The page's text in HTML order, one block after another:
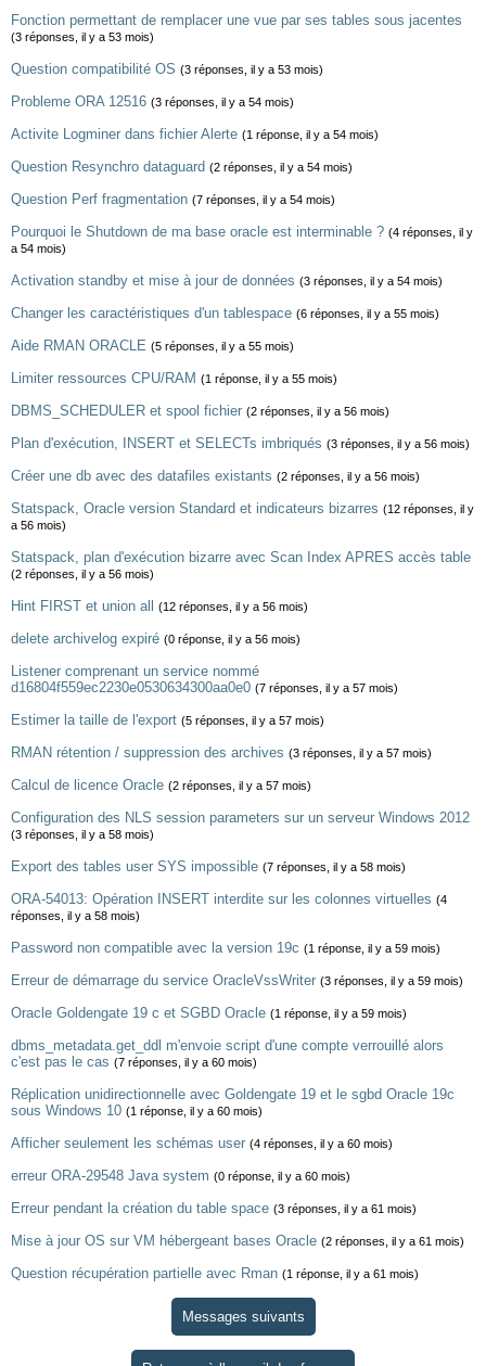
Fonction permettant de remplacer une vue par ses tables sous jacentes
(3 réponses, il y a 53 mois)
Question compatibilité OS (3 réponses, il y a 53 mois)
Probleme ORA 12516 (3 réponses, il y a 54 mois)
Activite Logminer dans fichier Alerte (1 réponse, il y a 54 mois)
Question Resynchro dataguard (2 réponses, il y a 54 mois)
Question Perf fragmentation (7 réponses, il y a 54 mois)
Pourquoi le Shutdown de ma base oracle est interminable ? (4 réponses, il y
a 54 mois)
Activation standby et mise à jour de données (3 réponses, il y a 54 mois)
Changer les caractéristiques d'un tablespace (6 réponses, il y a 55 mois)
Aide RMAN ORACLE (5 réponses, il y a 55 mois)
Limiter ressources CPU/RAM (1 réponse, il y a 55 mois)
DBMS_SCHEDULER et spool fichier (2 réponses, il y a 56 mois)
Plan d'exécution, INSERT et SELECTs imbriqués (3 réponses, il y a 56 mois)
Créer une db avec des datafiles existants (2 réponses, il y a 56 mois)
Statspack, Oracle version Standard et indicateurs bizarres (12 réponses, il y
a 56 mois)
Statspack, plan d'exécution bizarre avec Scan Index APRES accès table
(2 réponses, il y a 56 mois)
Hint FIRST et union all (12 réponses, il y a 56 mois)
delete archivelog expiré (0 réponse, il y a 56 mois)
Listener comprenant un service nommé
d16804f559ec2230e0530634300aa0e0 (7 réponses, il y a 57 mois)
Estimer la taille de l'export (5 réponses, il y a 57 mois)
RMAN rétention / suppression des archives (3 réponses, il y a 57 mois)
Calcul de licence Oracle (2 réponses, il y a 57 mois)
Configuration des NLS session parameters sur un serveur Windows 2012
(3 réponses, il y a 58 mois)
Export des tables user SYS impossible (7 réponses, il y a 58 mois)
ORA-54013: Opération INSERT interdite sur les colonnes virtuelles (4
réponses, il y a 58 mois)
Password non compatible avec la version 19c (1 réponse, il y a 59 mois)
Erreur de démarrage du service OracleVssWriter (3 réponses, il y a 59 mois)
Oracle Goldengate 19 c et SGBD Oracle (1 réponse, il y a 59 mois)
dbms_metadata.get_ddl m'envoie script d'une compte verrouillé alors
c'est pas le cas (7 réponses, il y a 60 mois)
Réplication unidirectionnelle avec Goldengate 19 et le sgbd Oracle 19c
sous Windows 10 (1 réponse, il y a 60 mois)
Afficher seulement les schémas user (4 réponses, il y a 60 mois)
erreur ORA-29548 Java system (0 réponse, il y a 60 mois)
Erreur pendant la création du table space (3 réponses, il y a 61 mois)
Mise à jour OS sur VM hébergeant bases Oracle (2 réponses, il y a 61 mois)
Question récupération partielle avec Rman (1 réponse, il y a 61 mois)
Messages suivants